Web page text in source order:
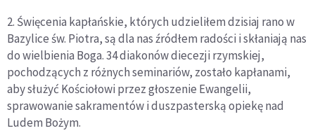
2. Święcenia kapłańskie, których udzieliłem dzisiaj rano w
Bazylice św. Piotra, są dla nas źródłem radości i skłaniają nas
do wielbienia Boga. 34 diakonów diecezji rzymskiej,
pochodzących z różnych seminariów, zostało kapłanami,
aby służyć Kościołowi przez głoszenie Ewangelii,
sprawowanie sakramentów i duszpasterską opiekę nad
Ludem Bożym.